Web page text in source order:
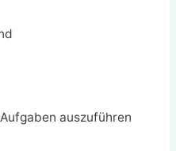
auszuführen